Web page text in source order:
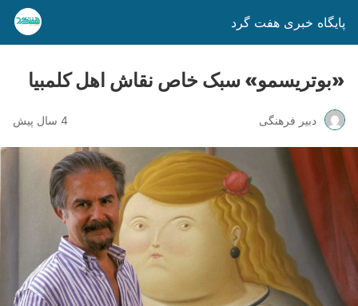
پایگاه خبری هفت گرد
«بوتریسمو» سبک خاص نقاش اهل کلمبیا
دبیر فرهنگی 4 سال پیش